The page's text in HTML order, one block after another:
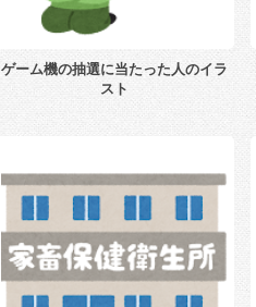
ゲーム機の抽選に当たった人のイラ
スト